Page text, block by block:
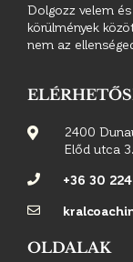
Dolgozz velem
körülmények
nem az
2400
Előd utca 3.
+36 30
OLDALAK